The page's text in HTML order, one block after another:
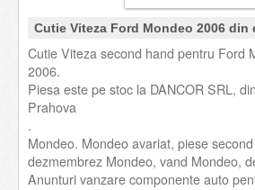
Cutie Viteza Ford Mondeo 2006 din
Cutie Viteza second hand pentru Ford
2006.
Piesa este pe stoc la DANCOR SRL,
Prahova
.
Mondeo. Mondeo avariat, piese
dezmembrez Mondeo, vand Mondeo,
Anunturi vanzare componente auto